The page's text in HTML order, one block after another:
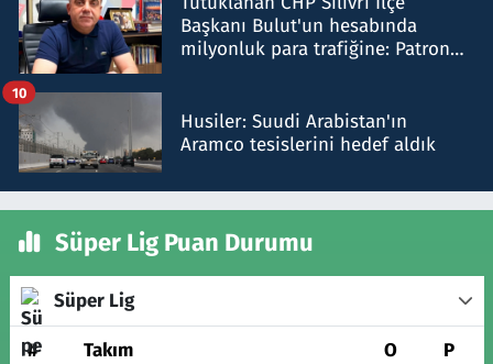
Başkanı Bulut'un hesabında
milyonluk para trafiğine: Patron
Husiler: Suudi Arabistan'ın
Aramco tesislerini hedef aldık
10
Süper Lig Puan Durumu
Süper Lig
# Takım O P